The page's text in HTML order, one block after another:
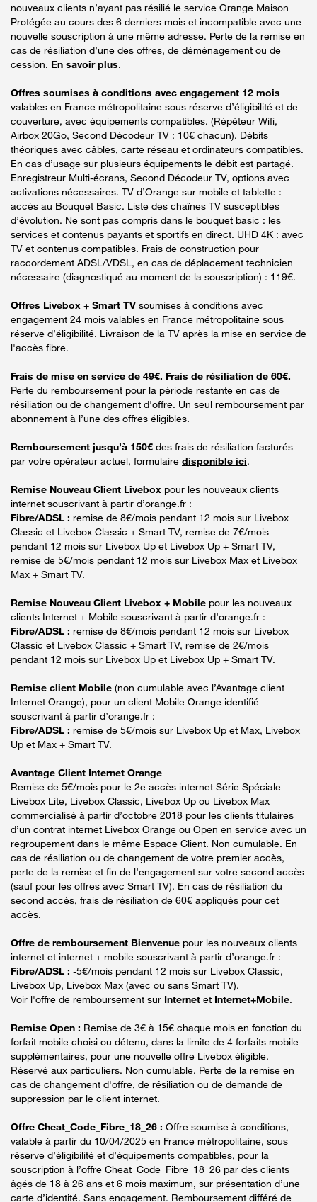
nouveaux clients n’ayant pas résilié le service Orange Maison
Protégée au cours des 6 derniers mois et incompatible avec une
nouvelle souscription à une même adresse. Perte de la remise en
cas de résiliation d’une des offres, de déménagement ou de
cession. En savoir plus.
Offres soumises à conditions avec engagement 12 mois
valables en France métropolitaine sous réserve d’éligibilité et de
couverture, avec équipements compatibles. (Répéteur Wifi,
Airbox 20Go, Second Décodeur TV : 10€ chacun). Débits
théoriques avec câbles, carte réseau et ordinateurs compatibles.
En cas d’usage sur plusieurs équipements le débit est partagé.
Enregistreur Multi-écrans, Second Décodeur TV, options avec
activations nécessaires. TV d’Orange sur mobile et tablette :
accès au Bouquet Basic. Liste des chaînes TV susceptibles
d’évolution. Ne sont pas compris dans le bouquet basic : les
services et contenus payants et sportifs en direct. UHD 4K : avec
TV et contenus compatibles. Frais de construction pour
raccordement ADSL/VDSL, en cas de déplacement technicien
nécessaire (diagnostiqué au moment de la souscription) : 119€.
Offres Livebox + Smart TV soumises à conditions avec
engagement 24 mois valables en France métropolitaine sous
réserve d’éligibilité. Livraison de la TV après la mise en service de
l'accès fibre.
Frais de mise en service de 49€. Frais de résiliation de 60€.
Perte du remboursement pour la période restante en cas de
résiliation ou de changement d'offre. Un seul remboursement par
abonnement à l’une des offres éligibles.
Remboursement jusqu’à 150€ des frais de résiliation facturés
par votre opérateur actuel, formulaire disponible ici.
Remise Nouveau Client Livebox pour les nouveaux clients
internet souscrivant à partir d’orange.fr :
Fibre/ADSL : remise de 8€/mois pendant 12 mois sur Livebox
Classic et Livebox Classic + Smart TV, remise de 7€/mois
pendant 12 mois sur Livebox Up et Livebox Up + Smart TV,
remise de 5€/mois pendant 12 mois sur Livebox Max et Livebox
Max + Smart TV.
Remise Nouveau Client Livebox + Mobile pour les nouveaux
clients Internet + Mobile souscrivant à partir d’orange.fr :
Fibre/ADSL : remise de 8€/mois pendant 12 mois sur Livebox
Classic et Livebox Classic + Smart TV, remise de 2€/mois
pendant 12 mois sur Livebox Up et Livebox Up + Smart TV.
Remise client Mobile (non cumulable avec l’Avantage client
Internet Orange), pour un client Mobile Orange identifié
souscrivant à partir d’orange.fr :
Fibre/ADSL : remise de 5€/mois sur Livebox Up et Max, Livebox
Up et Max + Smart TV.
Avantage Client Internet Orange
Remise de 5€/mois pour le 2e accès internet Série Spéciale
Livebox Lite, Livebox Classic, Livebox Up ou Livebox Max
commercialisé à partir d’octobre 2018 pour les clients titulaires
d’un contrat internet Livebox Orange ou Open en service avec un
regroupement dans le même Espace Client. Non cumulable. En
cas de résiliation ou de changement de votre premier accès,
perte de la remise et fin de l’engagement sur votre second accès
(sauf pour les offres avec Smart TV). En cas de résiliation du
second accès, frais de résiliation de 60€ appliqués pour cet
accès.
Offre de remboursement Bienvenue pour les nouveaux clients
internet et internet + mobile souscrivant à partir d’orange.fr :
Fibre/ADSL : -5€/mois pendant 12 mois sur Livebox Classic,
Livebox Up, Livebox Max (avec ou sans Smart TV).
Voir l'offre de remboursement sur Internet et Internet+Mobile.
Remise Open : Remise de 3€ à 15€ chaque mois en fonction du
forfait mobile choisi ou détenu, dans la limite de 4 forfaits mobile
supplémentaires, pour une nouvelle offre Livebox éligible.
Réservé aux particuliers. Non cumulable. Perte de la remise en
cas de changement d'offre, de résiliation ou de demande de
suppression par le client internet.
Offre Cheat_Code_Fibre_18_26 : Offre soumise à conditions,
valable à partir du 10/04/2025 en France métropolitaine, sous
réserve d’éligibilité et d’équipements compatibles, pour la
souscription à l’offre Cheat_Code_Fibre_18_26 par des clients
âgés de 18 à 26 ans et 6 mois maximum, sur présentation d’une
carte d’identité. Sans engagement. Remboursement différé de